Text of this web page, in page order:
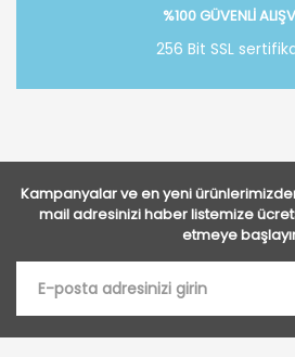
%100 GÜVENLİ
256 Bit SSL
Kampanyalar ve en yeni
mail adresinizi haber listemize
etmeye